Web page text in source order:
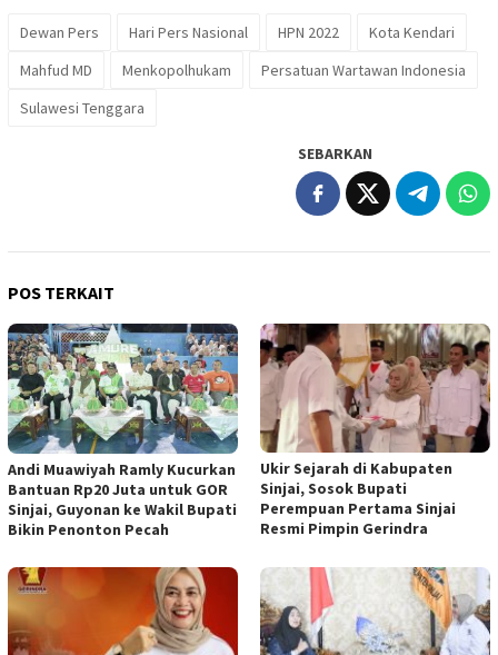
Dewan Pers Hari Pers Nasional HPN 2022
Kota Kendari
Mahfud MD
Menkopolhukam
Persatuan Wartawan Indonesia
Sulawesi Tenggara
SEBARKAN
POS TERKAIT
Andi Muawiyah Ramly Kucurkan
Bantuan Rp20 Juta untuk GOR
Sinjai, Guyonan ke Wakil Bupati
Bikin Penonton Pecah
Ukir Sejarah di Kabupaten
Sinjai, Sosok Bupati
Perempuan Pertama Sinjai
Resmi Pimpin Gerindra